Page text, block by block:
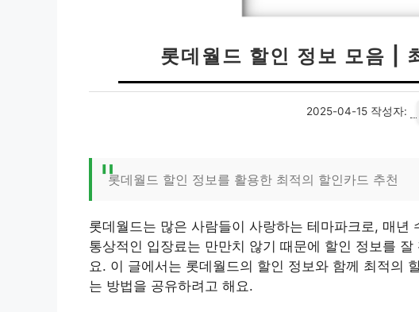
롯데월드 할인 정보 모음 |
2025-04-15 작성자:
롯데월드 할인 정보를 활용한 최적의 할인카드 추천
롯데월드는 많은 사람들이 사랑하는 테마파크로, 매년
통상적인 입장료는 만만치 않기 때문에 할인 정보를
요. 이 글에서는 롯데월드의 할인 정보와 함께 최적의
는 방법을 공유하려고 해요.